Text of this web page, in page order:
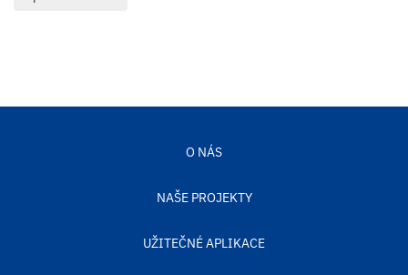
O NÁS
NAŠE PROJEKTY
UŽITEČNÉ APLIKACE